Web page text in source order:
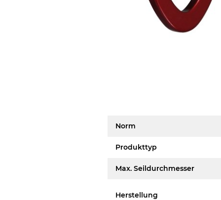
Norm
Produkttyp
Max. Seildurchmesser
Herstellung